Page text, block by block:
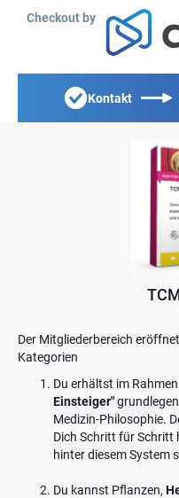
Checkout by
Kontakt
Der Mitgliederbereich
Kategorien
Du erhältst im
Einsteiger"
Medizin-Philosophie.
Dich Schritt für Schritt
hinter diesem System
Du kannst Pflanzen,